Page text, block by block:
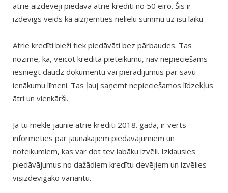
atrie aizdevēji piedāvā atrie kredīti no 50 eiro. Šis ir
izdevīgs veids kā aizņemties nelielu summu uz īsu laiku.
Ātrie kredīti bieži tiek piedāvāti bez pārbaudes. Tas
nozīmē, ka, veicot kredīta pieteikumu, nav nepieciešams
iesniegt daudz dokumentu vai pierādījumus par savu
ienākumu līmeni. Tas ļauj saņemt nepieciešamos līdzekļus
ātri un vienkārši.
Ja tu meklē jaunie ātrie kredīti 2018. gadā, ir vērts
informēties par jaunākajiem piedāvājumiem un
noteikumiem, kas var dot tev labāku izvēli. Izklausies
piedāvājumus no dažādiem kredītu devējiem un izvēlies
visizdevīgāko variantu.